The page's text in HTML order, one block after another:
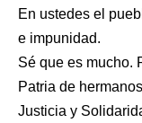
En ustedes el
e impunidad.
Sé que es mucho.
Patria de
Justicia y